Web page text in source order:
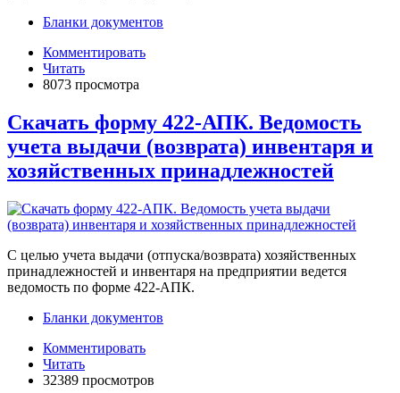
Бланки документов
Комментировать
Читать
8073 просмотра
Скачать форму 422-АПК. Ведомость
учета выдачи (возврата) инвентаря и
хозяйственных принадлежностей
С целью учета выдачи (отпуска/возврата) хозяйственных
принадлежностей и инвентаря на предприятии ведется
ведомость по форме 422-АПК.
Бланки документов
Комментировать
Читать
32389 просмотров